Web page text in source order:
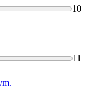
10
11